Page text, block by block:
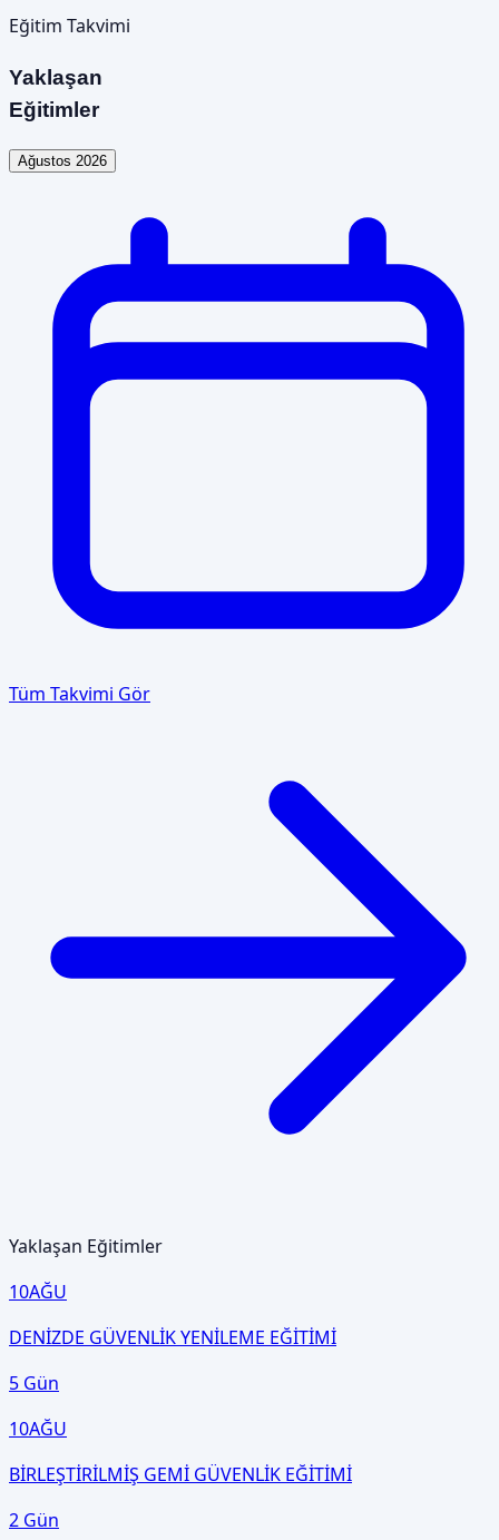
Eğitim Takvimi
Yaklaşan
Eğitimler
Ağustos 2026
Tüm Takvimi Gör
Yaklaşan Eğitimler
10AĞU
DENİZDE GÜVENLİK YENİLEME EĞİTİMİ
5 Gün
10AĞU
BİRLEŞTİRİLMİŞ GEMİ GÜVENLİK EĞİTİMİ
2 Gün